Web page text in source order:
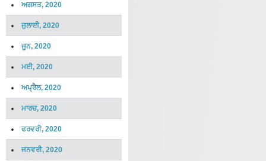
ਅਗਸਤ, 2020
ਜੁਲਾਈ, 2020
ਜੂਨ, 2020
ਮਈ, 2020
ਅਪ੍ਰੈਲ, 2020
ਮਾਰਚ, 2020
ਫਰਵਰੀ, 2020
ਜਨਵਰੀ, 2020